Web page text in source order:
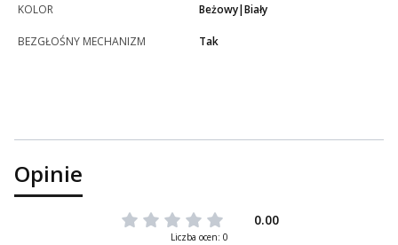
KOLOR Beżowy|Biały
BEZGŁOŚNY MECHANIZM Tak
Opinie
0.00
Liczba ocen: 0